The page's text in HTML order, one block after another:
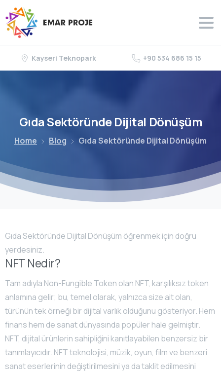
Kayseri Teknopark +90 534 686 15 15
GıdaSektöründeDijital Dönüşüm
Home Blog Gıda Sektöründe Dijital Dönüşüm
Gıda Sektöründe Dijital Dönüşüm öğrenmek için doğru
yerdesiniz.
NFT Nedir?
Tam adıyla Non-Fungible Token olan NFT, karşılıksız token
anlamına gelir; bu, temel olarak, yalnızca size ait olan,
türünün tek örneği bir dijital varlık olduğunu gösteriyor. Hem
finans hem de sanat dünyasında popüler hale gelmiştir.
NFT, dijital ürünlerin sahipliğini kanıtlayabilen benzersiz bir
tanımlayıcıdır. NFT teknolojisi, müzik, oyun, film ve benzeri
sanat eserlerinin değiştirilmesini ya da taklit edilmesini